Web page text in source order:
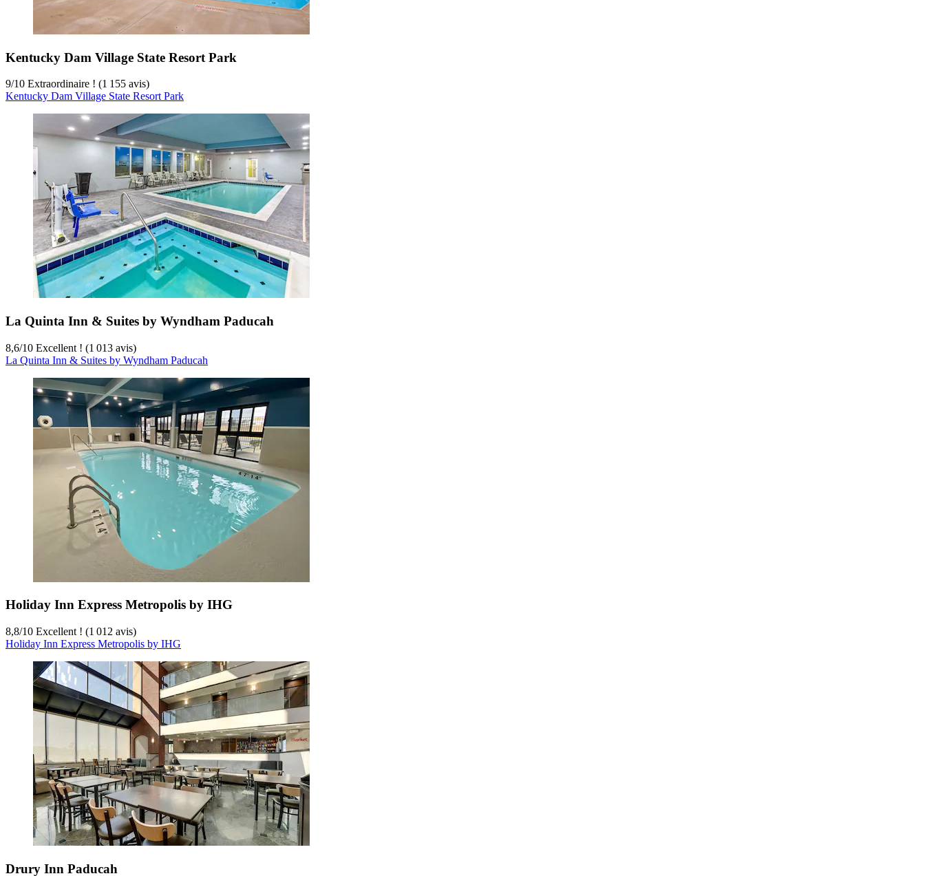
Kentucky Dam Village State Resort Park
9/10 Extraordinaire ! (1 155 avis)
Kentucky Dam Village State Resort Park
La Quinta Inn & Suites by Wyndham Paducah
8,6/10 Excellent ! (1 013 avis)
La Quinta Inn & Suites by Wyndham Paducah
Holiday Inn Express Metropolis by IHG
8,8/10 Excellent ! (1 012 avis)
Holiday Inn Express Metropolis by IHG
Drury Inn Paducah